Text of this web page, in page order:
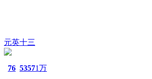
元英十三
76 53571万